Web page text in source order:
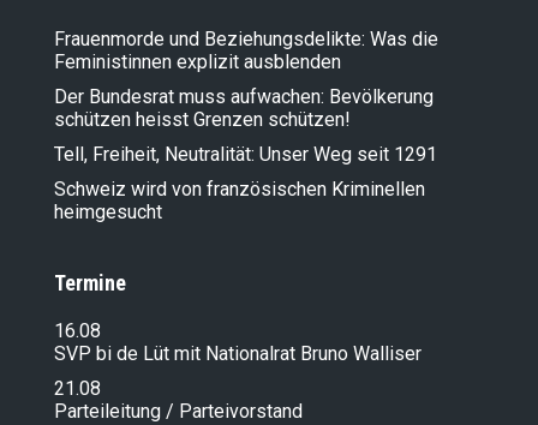
Frauenmorde und Beziehungsdelikte: Was die
Feministinnen explizit ausblenden
Der Bundesrat muss aufwachen: Bevölkerung
schützen heisst Grenzen schützen!
Tell, Freiheit, Neutralität: Unser Weg seit 1291
Schweiz wird von französischen Kriminellen
heimgesucht
Termine
16.08
SVP bi de Lüt mit Nationalrat Bruno Walliser
21.08
Parteileitung / Parteivorstand